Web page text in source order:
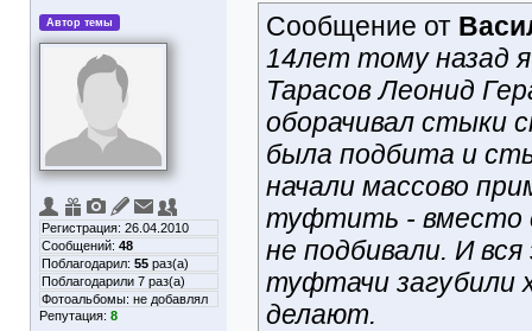
Автор темы
Регистрация: 26.04.2010
Сообщений: 48
Поблагодарил: 55 раз(а)
Поблагодарили 7 раз(а)
Фотоальбомы: не добавлял
Репутация: 8
Сообщение от
14лет тому назад
Тарасов Леонид
оборачивал стыки
была подбита и
начали массово
туфтить - вместо
не подбивали. И
туфтачи загубили
делают.